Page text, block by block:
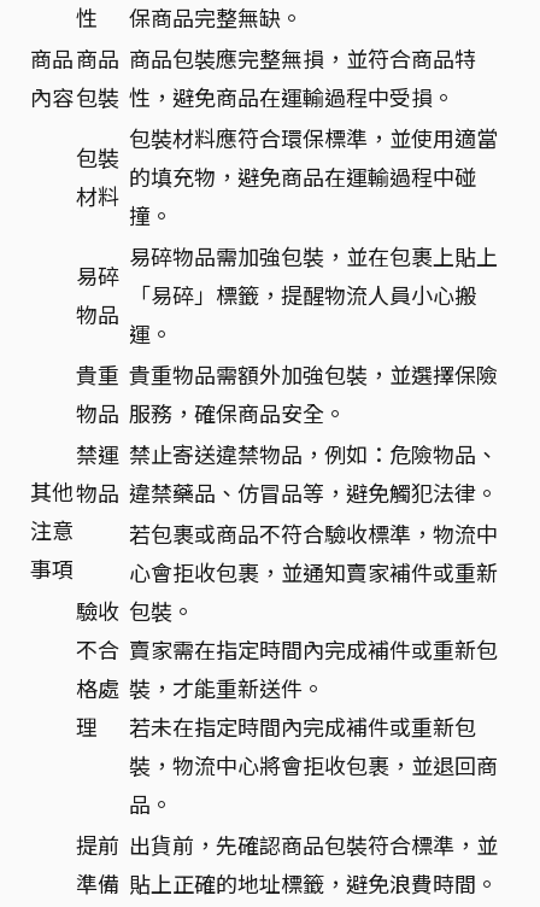
商品
內容
性
保商品完整無缺。
商品
包裝
商品包裝應完整無損，並符合商品特
性，避免商品在運輸過程中受損。
包裝
材料
包裝材料應符合環保標準，並使用適當
的填充物，避免商品在運輸過程中碰
撞。
其他
注意
事項
易碎
物品
易碎物品需加強包裝，並在包裹上貼上
「易碎」標籤，提醒物流人員小心搬
運。
貴重
物品
貴重物品需額外加強包裝，並選擇保險
服務，確保商品安全。
禁運
物品
禁止寄送違禁物品，例如：危險物品、
違禁藥品、仿冒品等，避免觸犯法律。
驗收
不合
格處
理
若包裹或商品不符合驗收標準，物流中
心會拒收包裹，並通知賣家補件或重新
包裝。
賣家需在指定時間內完成補件或重新包
裝，才能重新送件。
若未在指定時間內完成補件或重新包
裝，物流中心將會拒收包裹，並退回商
品。
提前
準備
出貨前，先確認商品包裝符合標準，並
貼上正確的地址標籤，避免浪費時間。